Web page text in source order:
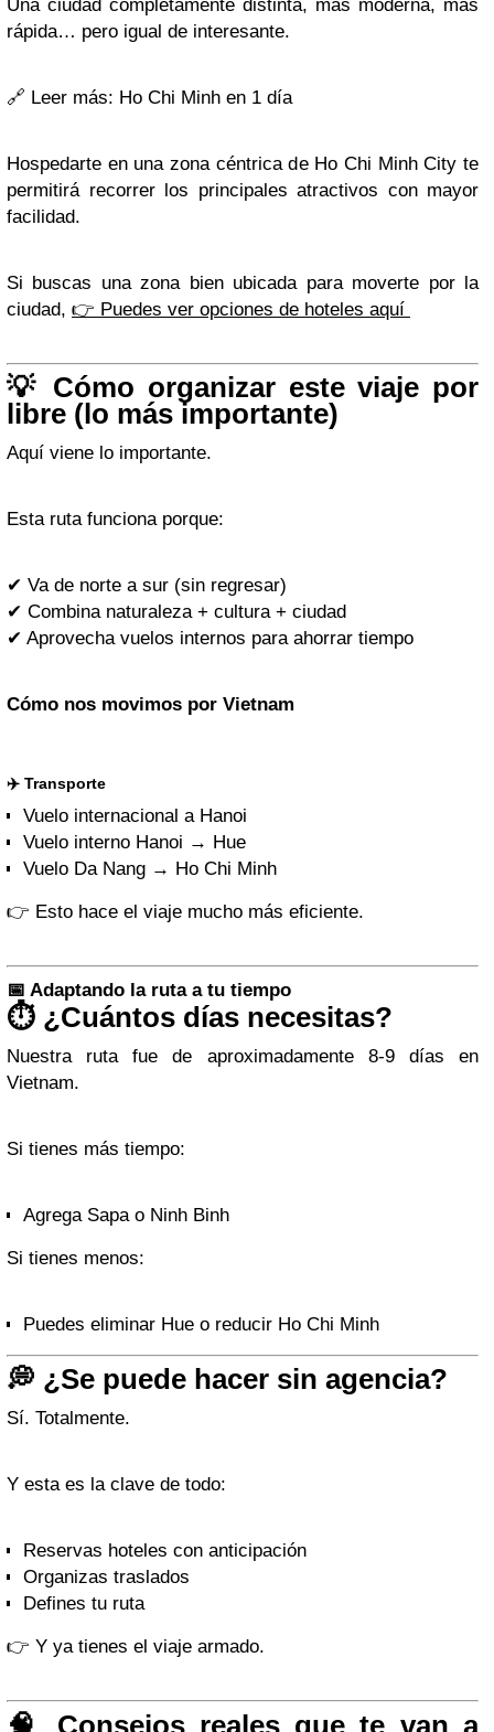
Una ciudad completamente distinta, más moderna, más
rápida… pero igual de interesante.
🔗 Leer más: Ho Chi Minh en 1 día
Hospedarte en una zona céntrica de Ho Chi Minh City te
permitirá recorrer los principales atractivos con mayor
facilidad.
Si buscas una zona bien ubicada para moverte por la
ciudad, 👉 Puedes ver opciones de hoteles aquí
💡 Cómo organizar este viaje por
libre (lo más importante)
Aquí viene lo importante.
Esta ruta funciona porque:
✔ Va de norte a sur (sin regresar)
✔ Combina naturaleza + cultura + ciudad
✔ Aprovecha vuelos internos para ahorrar tiempo
Cómo nos movimos por Vietnam
✈️ Transporte
Vuelo internacional a Hanoi
Vuelo interno Hanoi → Hue
Vuelo Da Nang → Ho Chi Minh
👉 Esto hace el viaje mucho más eficiente.
📅 Adaptando la ruta a tu tiempo
⏱️ ¿Cuántos días necesitas?
Nuestra ruta fue de aproximadamente 8-9 días en
Vietnam.
Si tienes más tiempo:
Agrega Sapa o Ninh Binh
Si tienes menos:
Puedes eliminar Hue o reducir Ho Chi Minh
💭 ¿Se puede hacer sin agencia?
Sí. Totalmente.
Y esta es la clave de todo:
Reservas hoteles con anticipación
Organizas traslados
Defines tu ruta
👉 Y ya tienes el viaje armado.
🧠 Consejos reales que te van a